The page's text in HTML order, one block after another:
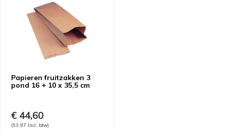
Papieren fruitzakken 3
pond 16 + 10 x 35,5 cm
€ 44,60
(53,97 Incl. btw)